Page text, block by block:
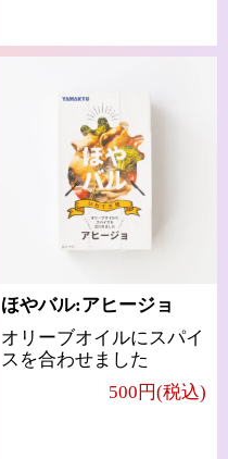
ほやバル:アヒージョ
オリーブオイルにスパイ
スを合わせました
500円(税込)